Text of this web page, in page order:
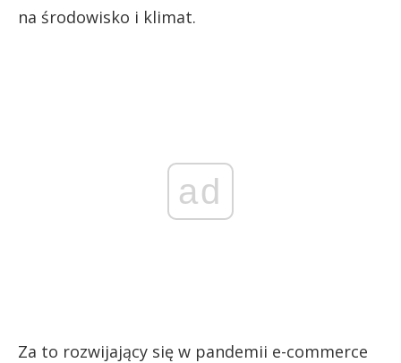
na środowisko i klimat.
ad
Za to rozwijający się w pandemii e-commerce